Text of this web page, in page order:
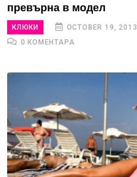
превърна в модел
КЛЮКИ OCTOBER 19, 2013
0 КОМЕНТАРА